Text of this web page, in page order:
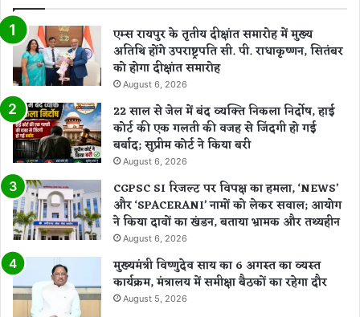
दे
व
सा
एम्स रायपुर के तृतीय दीक्षांत समारोह में मुख्य
अतिथि होंगे उपराष्ट्रपति सी. पी. राधाकृष्णन, सितंबर
को होगा दीक्षांत समारोह
August 6, 2026
22 साल से जेल में बंद व्यक्ति निकला निर्दोष, हाई
कोर्ट की एक गलती की वजह से जिंदगी हो गई
बर्बाद; सुप्रीम कोर्ट ने किया बरी
August 6, 2026
CGPSC SI रिजल्ट पर विपक्ष का हमला, ‘NEWS’
और ‘SPACERANI’ नामों को लेकर सवाल; आयोग
ने किया दावों का खंडन, बताया भ्रामक और तथ्यहीन
August 6, 2026
मुख्यमंत्री विष्णुदेव साय का 6 अगस्त का व्यस्त
कार्यक्रम, मंत्रालय में समीक्षा बैठकों का रहेगा दौर
August 5, 2026